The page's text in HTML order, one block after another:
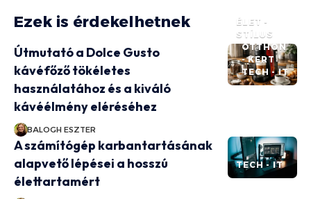
Ezek is érdekelhetnek
ÉLET -
STÍLUS
OTTHON
- KERT
TECH - IT
Útmutató a Dolce Gusto
kávéfőző tökéletes
használatához és a kiváló
kávéélmény eléréséhez
BALOGH ESZTER
TECH - IT
A számítógép karbantartásának
alapvető lépései a hosszú
élettartamért